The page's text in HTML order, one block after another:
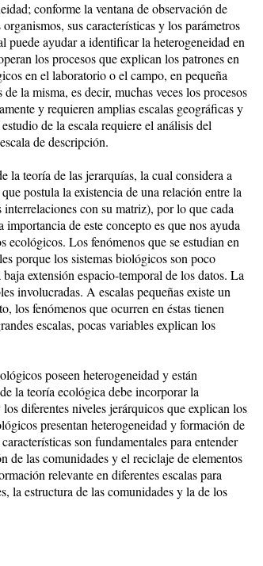
conforme la ventana de observación de
sus características y los parámetros
puede ayudar a identificar la heterogeneidad en
los procesos que explican los patrones en
en el laboratorio o el campo, en pequeña
la misma, es decir, muchas veces los procesos
y requieren amplias escalas geográficas y
de la escala requiere el análisis del
de descripción.
la teoría de las jerarquías, la cual considera a
postula la existencia de una relación entre la
con su matriz), por lo que cada
de este concepto es que nos ayuda
ecológicos. Los fenómenos que se estudian en
porque los sistemas biológicos son poco
extensión espacio-temporal de los datos. La
involucradas. A escalas pequeñas existe un
los fenómenos que ocurren en éstas tienen
escalas, pocas variables explican los
poseen heterogeneidad y están
la teoría ecológica debe incorporar la
diferentes niveles jerárquicos que explican los
presentan heterogeneidad y formación de
son fundamentales para entender
de las comunidades y el reciclaje de elementos
relevante en diferentes escalas para
la estructura de las comunidades y la de los